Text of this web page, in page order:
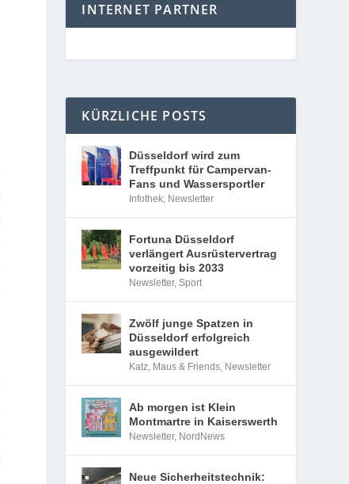
INTERNET PARTNER
KÜRZLICHE POSTS
Düsseldorf wird zum
Treffpunkt für Campervan-
Fans und Wassersportler
Infothek, Newsletter
Fortuna Düsseldorf
verlängert Ausrüstervertrag
vorzeitig bis 2033
Newsletter,Sport
Zwölf junge Spatzen in
Düsseldorf erfolgreich
ausgewildert
Katz, Maus & Friends, Newsletter
Ab morgen ist Klein
Montmartre in Kaiserswerth
Newsletter, NordNews
Neue Sicherheitstechnik: